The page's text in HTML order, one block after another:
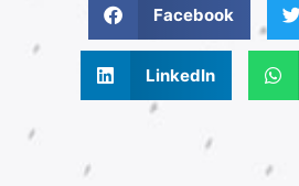
Facebook
LinkedIn